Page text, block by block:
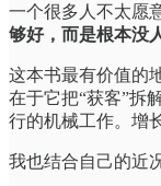
一个很多人不太愿
够好，而是根本没
这本书最有价值的
在于它把“获客”拆
行的机械工作。增
我也结合自己的近